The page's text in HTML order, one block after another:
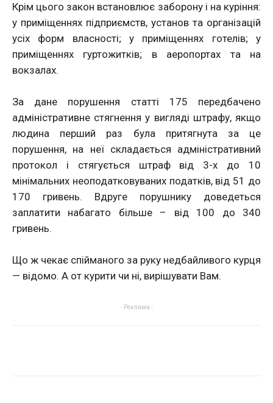
Крім цього закон встановлює заборону і на куріння:
у приміщеннях підприємств, установ та організацій
усіх форм власності; у приміщеннях готелів; у
приміщеннях гуртожитків; в аеропортах та на
вокзалах.
За дане порушення статті 175 передбачено
адміністративне стягнення у вигляді штрафу, якщо
людина перший раз була притягнута за це
порушення, на неї складається адміністративний
протокол і стягується штраф від 3-х до 10
мінімальних неоподатковуваних податків, від 51 до
170 гривень. Вдруге порушнику доведеться
заплатити набагато більше – від 100 до 340
гривень.
Що ж чекає спійманого за руку недбайливого курця
— відомо. А от курити чи ні, вирішувати Вам.
- Реклама -